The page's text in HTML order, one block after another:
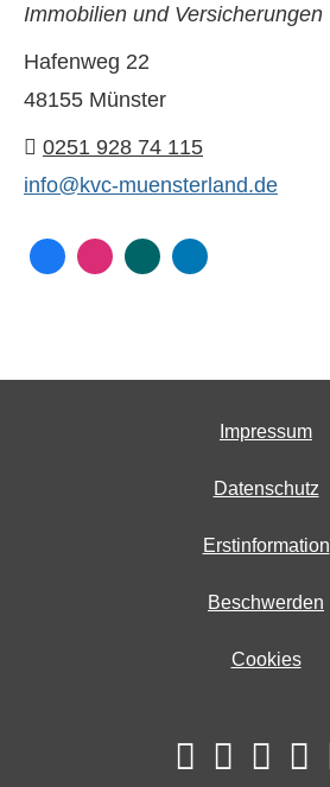
Immobilien und Versicherungen
Hafenweg 22
48155 Münster
0251 928 74 115
info@kvc-muensterland.de
Impressum
Datenschutz
Erstinformation
Beschwerden
Cookies